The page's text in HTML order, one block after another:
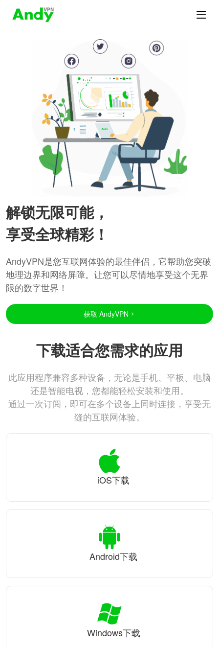
解锁无限可能，
享受全球精彩！
AndyVPN是您互联网体验的最佳伴侣，它帮助您突破
地理边界和网络屏障。让您可以尽情地享受这个无界
限的数字世界！
获取 AndyVPN
下载适合您需求的应用
此应用程序兼容多种设备，无论是手机、平板、电脑
还是智能电视，您都能轻松安装和使用。
通过一次订阅，即可在多个设备上同时连接，享受无
缝的互联网体验。
iOS下载
Android下载
Windows下载